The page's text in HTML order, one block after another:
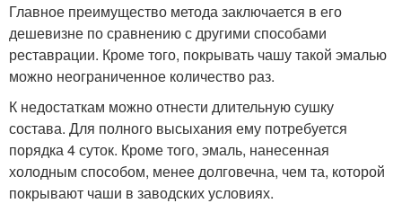
Главное преимущество метода заключается в его
дешевизне по сравнению с другими способами
реставрации. Кроме того, покрывать чашу такой эмалью
можно неограниченное количество раз.
К недостаткам можно отнести длительную сушку
состава. Для полного высыхания ему потребуется
порядка 4 суток. Кроме того, эмаль, нанесенная
холодным способом, менее долговечна, чем та, которой
покрывают чаши в заводских условиях.